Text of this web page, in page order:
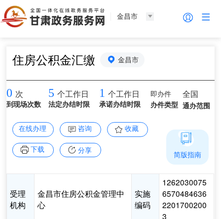
金昌市
住房公积金汇缴 金昌市
0 次
到现场次数
5 个工作日
法定办结时限
1 个工作日
承诺办结时限
即办件
办件类型
全国
通办范围
在线办理 咨询 收藏
下载 分享
受理
机构
金昌市住房公积金管理中
心
实施
编码
1262030075
6570484636
2201700200
3
简版指南